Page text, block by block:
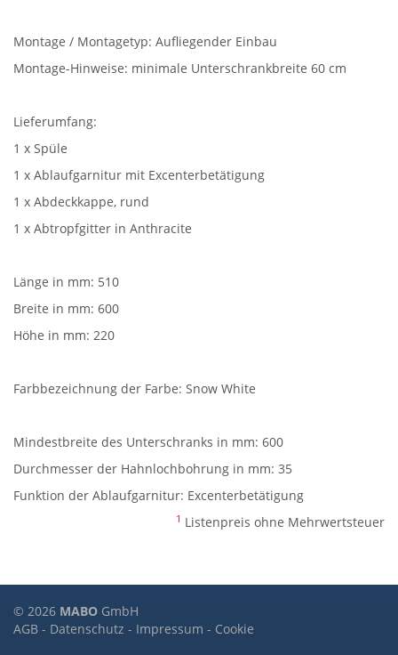
Montage / Montagetyp: Aufliegender Einbau
Montage-Hinweise: minimale Unterschrankbreite 60 cm
Lieferumfang:
1 x Spüle
1 x Ablaufgarnitur mit Excenterbetätigung
1 x Abdeckkappe, rund
1 x Abtropfgitter in Anthracite
Länge in mm: 510
Breite in mm: 600
Höhe in mm: 220
Farbbezeichnung der Farbe: Snow White
Mindestbreite des Unterschranks in mm: 600
Durchmesser der Hahnlochbohrung in mm: 35
Funktion der Ablaufgarnitur: Excenterbetätigung
1 Listenpreis ohne Mehrwertsteuer
© 2026 MABO GmbH
AGB - Datenschutz - Impressum - Cookie